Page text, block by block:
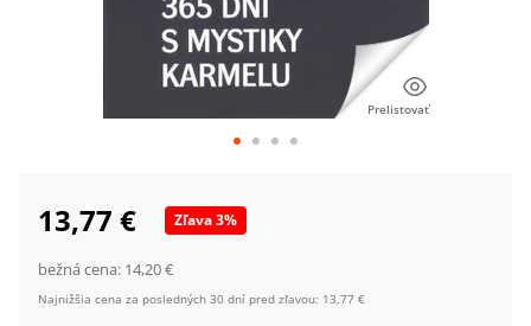
Prelistovať
13,77 € Zľava3%
bežná cena: 14,20 €
Najnižšia cena za posledných 30 dní pred zľavou: 13,77 €